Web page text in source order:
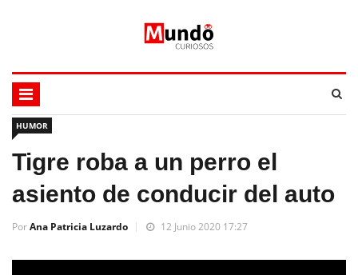
HUMOR
Tigre roba a un perro el
asiento de conducir del auto
PorAna Patricia Luzardo 12 Junio 2020 17:27